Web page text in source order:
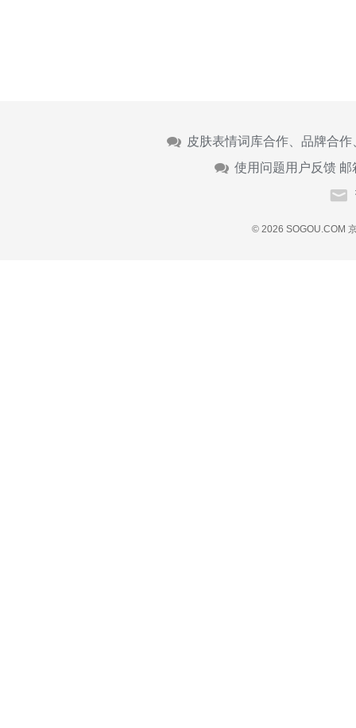
皮肤表情词库合作、品牌合
使用问题用户反馈 邮
© 2026 SOGOU.COM